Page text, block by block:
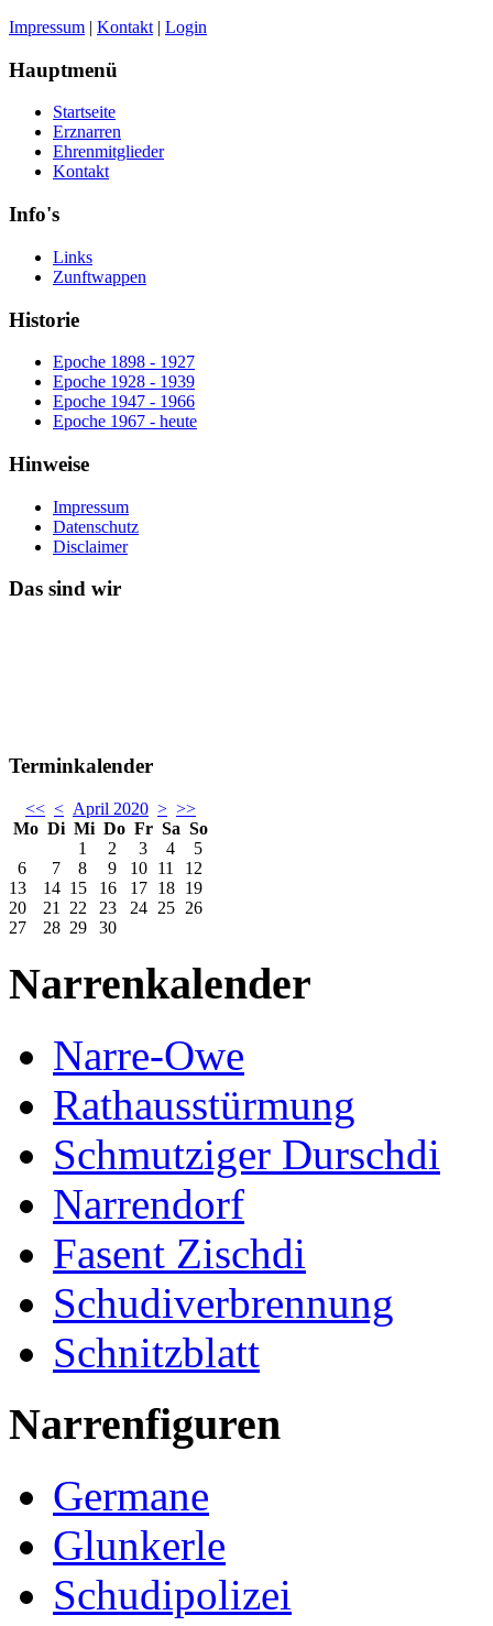
Impressum | Kontakt | Login
Hauptmenü
Startseite
Erznarren
Ehrenmitglieder
Kontakt
Info's
Links
Zunftwappen
Historie
Epoche 1898 - 1927
Epoche 1928 - 1939
Epoche 1947 - 1966
Epoche 1967 - heute
Hinweise
Impressum
Datenschutz
Disclaimer
Das sind wir
Terminkalender
<< < April 2020 > >>
Mo Di Mi Do Fr Sa So
1
2 3 4
5
6
7 8 9 10 11
12
13
14 15 16 17 18 19
20
21 22 23 24 25 26
27
28 29 30
Narrenkalender
Narre-Owe
Rathausstürmung
Schmutziger Durschdi
Narrendorf
Fasent Zischdi
Schudiverbrennung
Schnitzblatt
Narrenfiguren
Germane
Glunkerle
Schudipolizei